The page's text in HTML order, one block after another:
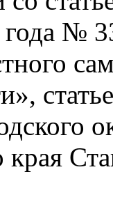
№
края